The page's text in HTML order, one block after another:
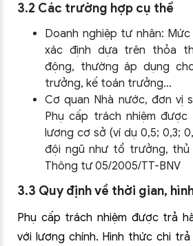
3.2 Các trường hợp cụ thể
Doanh nghiệp tư nhân:
xác định dựa trên thỏa
động, thường áp dụng
trưởng, kế toán trưởng…
Cơ quan Nhà nước, đơn vị
Phụ cấp trách nhiệm
lương cơ sở (ví dụ 0,5; 0,3;
đội ngũ như tổ trưởng, thủ
Thông tư 05/2005/TT-BNV
3.3 Quy định về thời gian,
Phụ cấp trách nhiệm được trả
với lương chính. Hình thức chi